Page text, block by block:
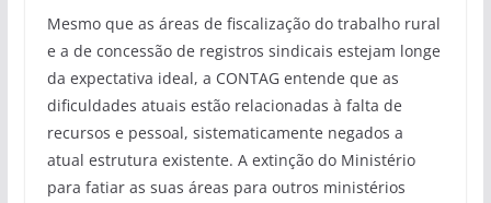
Mesmo que as áreas de fiscalização do trabalho rural
e a de concessão de registros sindicais estejam longe
da expectativa ideal, a CONTAG entende que as
dificuldades atuais estão relacionadas à falta de
recursos e pessoal, sistematicamente negados a
atual estrutura existente. A extinção do Ministério
para fatiar as suas áreas para outros ministérios